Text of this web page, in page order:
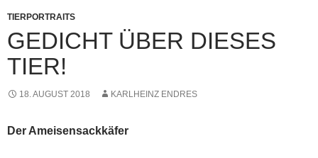
TIERPORTRAITS
GEDICHT ÜBER DIESES
TIER!
18. AUGUST 2018 KARLHEINZ ENDRES
Der Ameisensackkäfer